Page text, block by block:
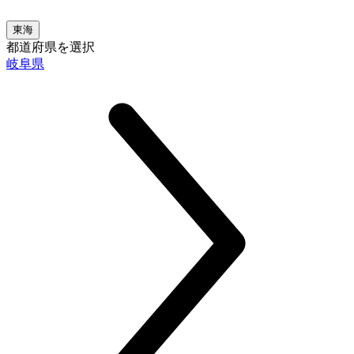
東海
都道府県を選択
岐阜県